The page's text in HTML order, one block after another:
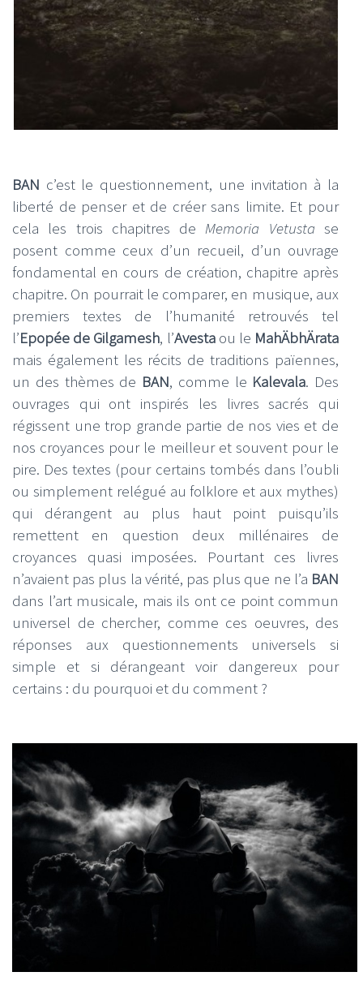
BAN c’est le questionnement, une invitation à la
liberté de penser et de créer sans limite. Et pour
cela les trois chapitres deMemoria Vetusta se
posent comme ceux d’un recueil, d’un ouvrage
fondamental en cours de création, chapitre après
chapitre. On pourrait le comparer, en musique, aux
premiers textes de l’humanité retrouvés tel
l’Epopée de Gilgamesh, l’Avestaou le MahÄbhÄrata
mais également les récits de traditions païennes,
un des thèmes de BAN, comme le Kalevala. Des
ouvrages qui ont inspirés les livres sacrés qui
régissent une trop grande partie de nos vies et de
nos croyances pour le meilleur et souvent pour le
pire. Des textes (pour certains tombés dans l’oubli
ou simplement relégué au folklore et aux mythes)
qui dérangent au plus haut point puisqu’ils
remettent en question deux millénaires de
croyances quasi imposées. Pourtant ces livres
n’avaient pas plus la vérité, pas plus que ne l’a BAN
dans l’art musicale, mais ils ont ce point commun
universel de chercher, comme ces oeuvres, des
réponses aux questionnements universels si
simple et si dérangeant voir dangereux pour
certains : du pourquoi et du comment ?